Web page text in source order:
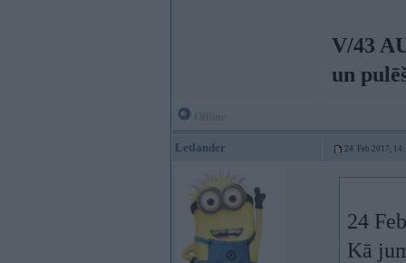
V/43
un
Letlander 24. Feb 2017,
24
Kā